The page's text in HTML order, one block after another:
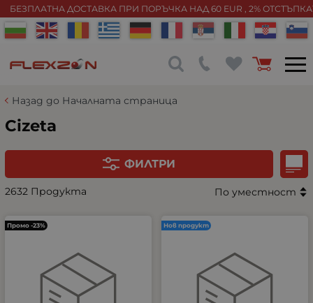
БЕЗПЛАТНА ДОСТАВКА ПРИ ПОРЪЧКА НАД 60 EUR , 2%
Назад до Началната страница
Cizeta
ФИЛТРИ
2632 Продукта По уместност
Промо -23% Нов продукт